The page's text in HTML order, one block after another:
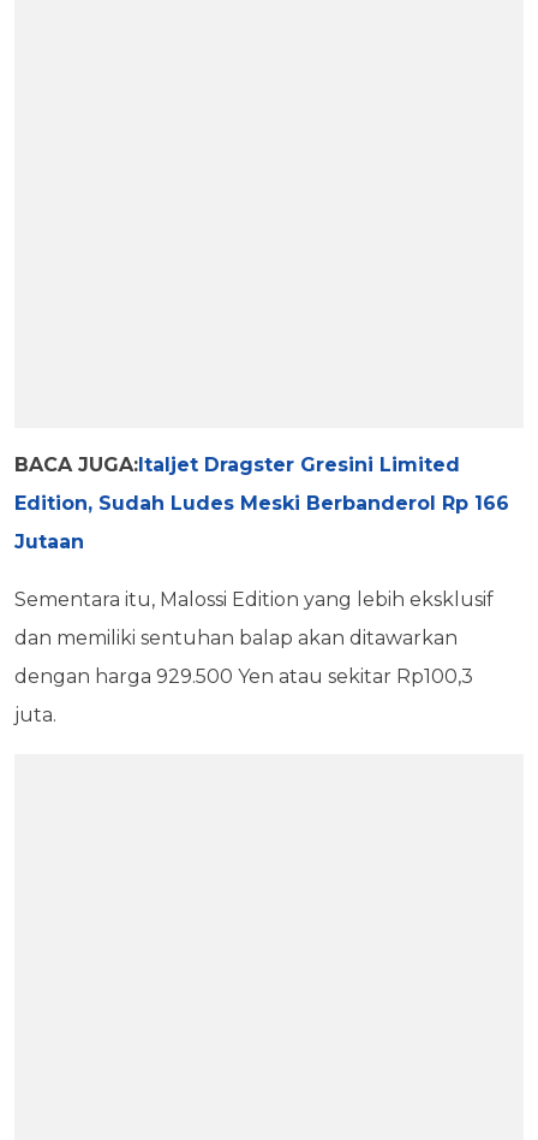
BACA JUGA:Italjet Dragster Gresini Limited
Edition, Sudah Ludes Meski Berbanderol Rp 166
Jutaan
Sementara itu, Malossi Edition yang lebih eksklusif
dan memiliki sentuhan balap akan ditawarkan
dengan harga 929.500 Yen atau sekitar Rp100,3
juta.